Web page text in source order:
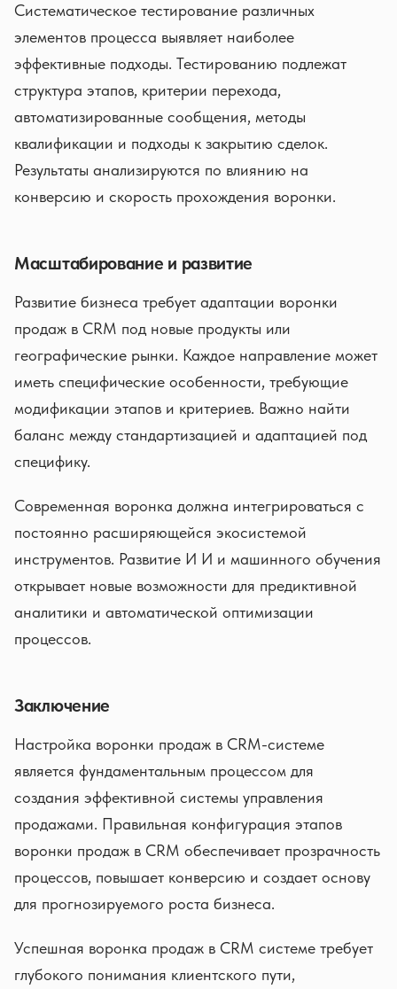
Систематическое тестирование различных
элементов процесса выявляет наиболее
эффективные подходы. Тестированию подлежат
структура этапов, критерии перехода,
автоматизированные сообщения, методы
квалификации и подходы к закрытию сделок.
Результаты анализируются по влиянию на
конверсию и скорость прохождения воронки.
Масштабирование и развитие
Развитие бизнеса требует адаптации воронки
продаж в CRM под новые продукты или
географические рынки. Каждое направление может
иметь специфические особенности, требующие
модификации этапов и критериев. Важно найти
баланс между стандартизацией и адаптацией под
специфику.
Современная воронка должна интегрироваться с
постоянно расширяющейся экосистемой
инструментов. Развитие И И и машинного обучения
открывает новые возможности для предиктивной
аналитики и автоматической оптимизации
процессов.
Заключение
Настройка воронки продаж в CRM-системе
является фундаментальным процессом для
создания эффективной системы управления
продажами. Правильная конфигурация этапов
воронки продаж в CRM обеспечивает прозрачность
процессов, повышает конверсию и создает основу
для прогнозируемого роста бизнеса.
Успешная воронка продаж в CRM системе требует
глубокого понимания клиентского пути,